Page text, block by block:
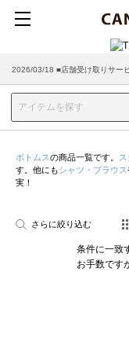
2026/03/18 ■店舗受け取りサー
ボトムスの商品一覧です。
す。他にもシャツ・ブラウス
実！
さらに絞り込む
条件に一致
お手数です